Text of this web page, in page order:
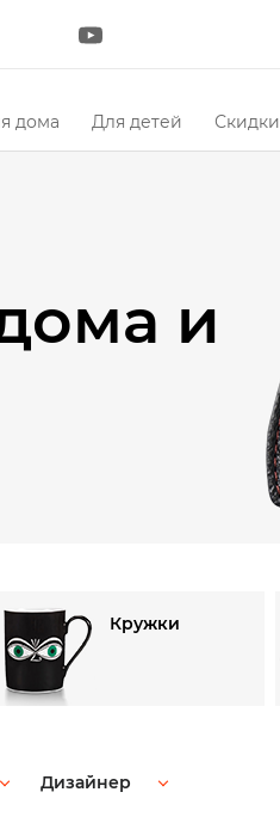
дома Для детей Скидки
и
Кружки
Дизайнер